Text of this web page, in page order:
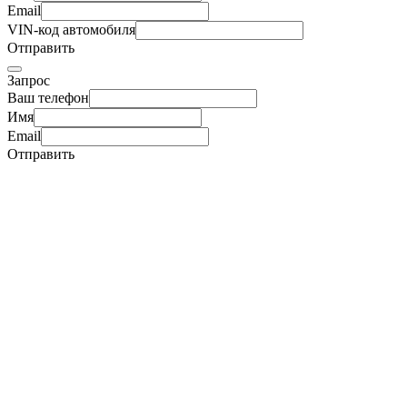
Email
VIN-код автомобиля
Отправить
Запрос
Ваш телефон
Имя
Email
Отправить